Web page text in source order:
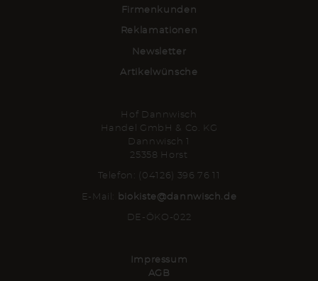
Firmenkunden
Reklamationen
Newsletter
Artikelwünsche
Hof Dannwisch
Handel GmbH & Co. KG
Dannwisch 1
25358 Horst
Telefon: (04126) 396 76 11
E-Mail: biokiste@dannwisch.de
DE-ÖKO-022
Impressum
AGB